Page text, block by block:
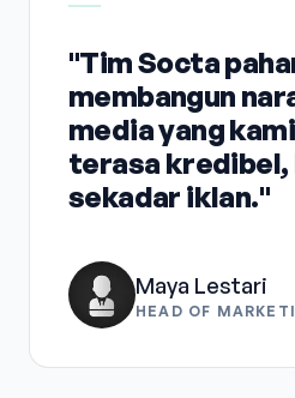
"Tim Socta
membangun
media yang
terasa kredibel,
sekadar iklan."
Maya Lestari
HEAD OF